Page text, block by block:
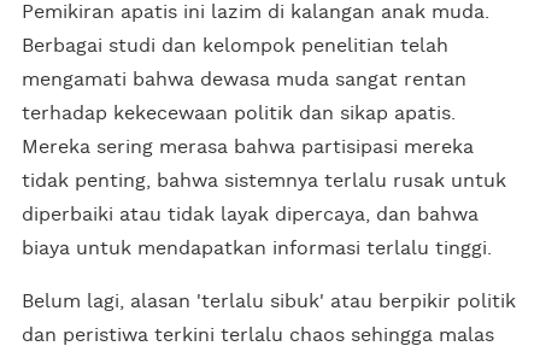
Pemikiran apatis ini lazim di kalangan anak muda.
Berbagai studi dan kelompok penelitian telah
mengamati bahwa dewasa muda sangat rentan
terhadap kekecewaan politik dan sikap apatis.
Mereka sering merasa bahwa partisipasi mereka
tidak penting, bahwa sistemnya terlalu rusak untuk
diperbaiki atau tidak layak dipercaya, dan bahwa
biaya untuk mendapatkan informasi terlalu tinggi.
Belum lagi, alasan 'terlalu sibuk' atau berpikir politik
dan peristiwa terkini terlalu chaos sehingga malas